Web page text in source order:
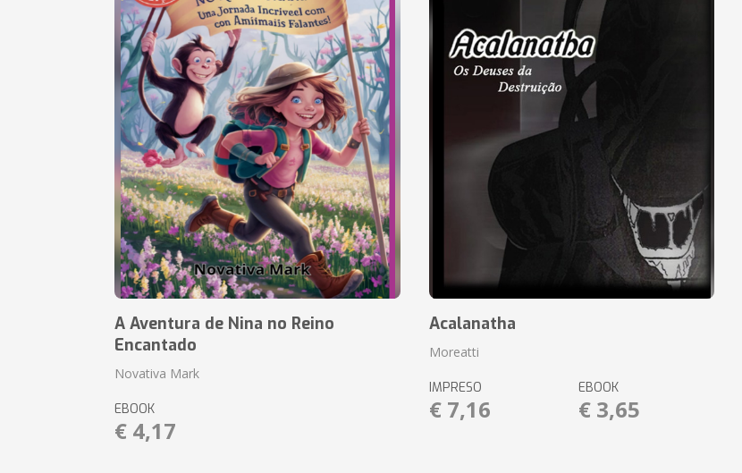
A Aventura de Nina no Reino
Encantado
Novativa Mark
EBOOK
€ 4,17
Acalanatha
Moreatti
IMPRESO
€ 7,16
EBOOK
€ 3,65